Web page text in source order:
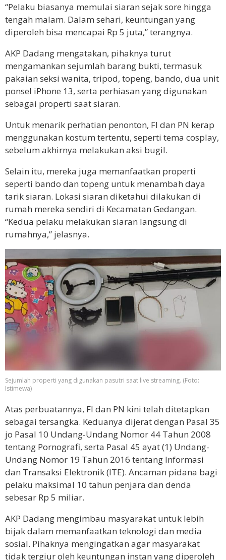
“Pelaku biasanya memulai siaran sejak sore hingga
tengah malam. Dalam sehari, keuntungan yang
diperoleh bisa mencapai Rp 5 juta,” terangnya.
AKP Dadang mengatakan, pihaknya turut
mengamankan sejumlah barang bukti, termasuk
pakaian seksi wanita, tripod, topeng, bando, dua unit
ponsel iPhone 13, serta perhiasan yang digunakan
sebagai properti saat siaran.
Untuk menarik perhatian penonton, FI dan PN kerap
menggunakan kostum tertentu, seperti tema cosplay,
sebelum akhirnya melakukan aksi bugil.
Selain itu, mereka juga memanfaatkan properti
seperti bando dan topeng untuk menambah daya
tarik siaran. Lokasi siaran diketahui dilakukan di
rumah mereka sendiri di Kecamatan Gedangan.
“Kedua pelaku melakukan siaran langsung di
rumahnya,” jelasnya.
Sejumlah properti yang digunakan pasutri saat live streaming. (Foto:
Istimewa)
Atas perbuatannya, FI dan PN kini telah ditetapkan
sebagai tersangka. Keduanya dijerat dengan Pasal 35
jo Pasal 10 Undang-Undang Nomor 44 Tahun 2008
tentang Pornografi, serta Pasal 45 ayat (1) Undang-
Undang Nomor 19 Tahun 2016 tentang Informasi
dan Transaksi Elektronik (ITE). Ancaman pidana bagi
pelaku maksimal 10 tahun penjara dan denda
sebesar Rp 5 miliar.
AKP Dadang mengimbau masyarakat untuk lebih
bijak dalam memanfaatkan teknologi dan media
sosial. Pihaknya mengingatkan agar masyarakat
tidak tergiur oleh keuntungan instan yang diperoleh